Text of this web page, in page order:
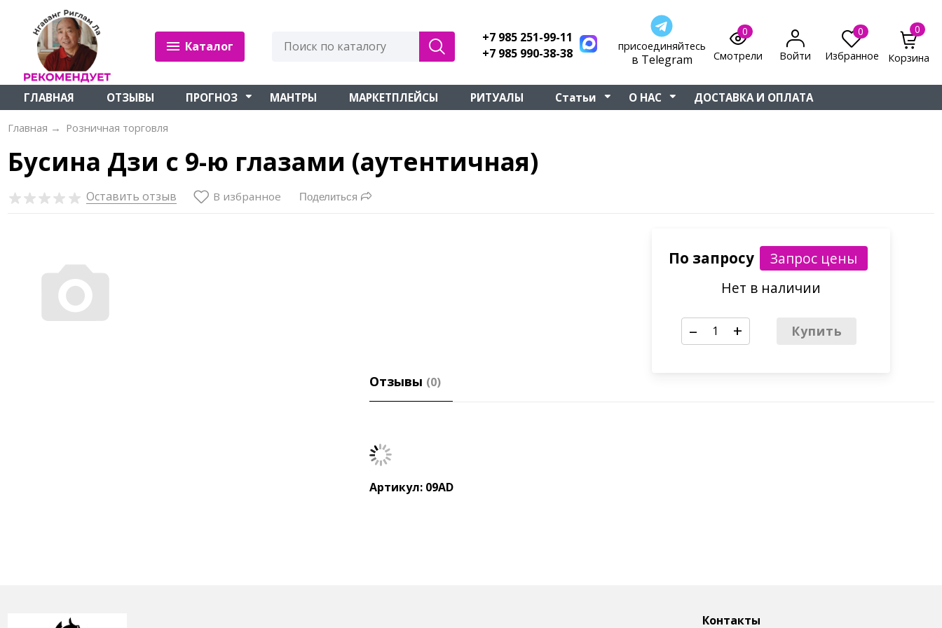
Каталог
+7 985 251-99-11
+7 985 990-38-38
присоединяйтесь
в Telegram
0
Смотрели
Войти
0
Избранное
0
Корзина
ГЛАВНАЯ ОТЗЫВЫ ПРОГНОЗ МАНТРЫ МАРКЕТПЛЕЙСЫ РИТУАЛЫ Статьи О НАС ДОСТАВКА И ОПЛАТА
Главная → Розничная торговля
Бусина Дзи с 9-ю глазами (аутентичная)
Оставить отзыв В избранное Поделиться
По запросу
Нет в наличии
– + Купить
Отзывы (0)
Артикул: 09AD
Контакты